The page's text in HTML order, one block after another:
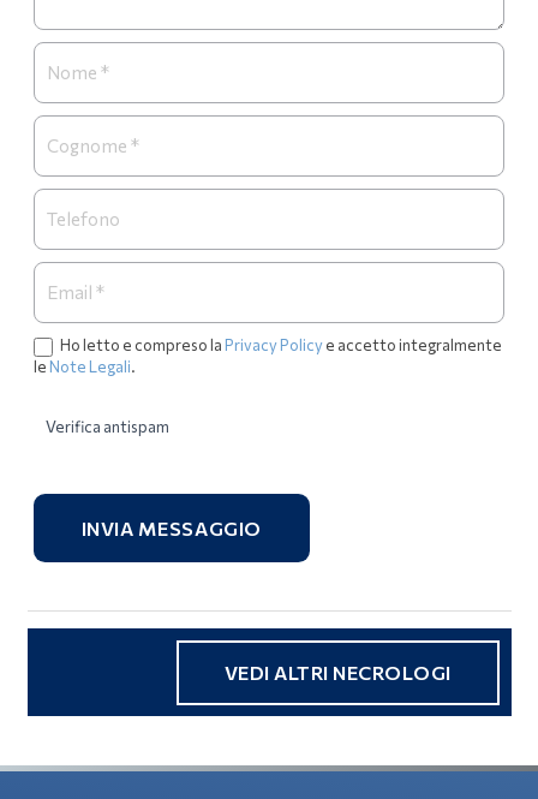
Ho letto e compreso la Privacy Policye accetto integralmente
le Note Legali.
Verifica antispam
INVIA MESSAGGIO
VEDI ALTRI NECROLOGI